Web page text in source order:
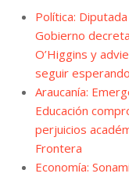
Política:
Gobierno
O’Higgins y
seguir
Araucanía:
Educación
perjuicios
Frontera
Economía: